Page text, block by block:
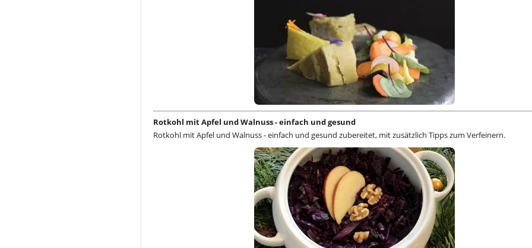
Rotkohl mit Apfel und Walnuss - einfach und gesund
Rotkohl mit Apfel und Walnuss - einfach und gesund zubereitet, mit zusätzlich Tipps zum Verfeinern.